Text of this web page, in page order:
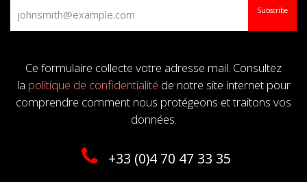
Subscribe
Ce formulaire collecte votre adresse mail. Consultez
la politique de confidentialité de notre site internet pour
comprendre comment nous protégeons et traitons vos
données.
+33 (0)4 70 47 33 35